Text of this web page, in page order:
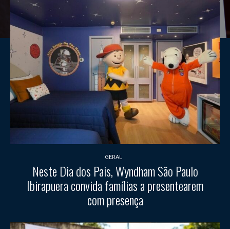
GERAL
Neste Dia dos Pais, Wyndham São Paulo
Ibirapuera convida famílias a presentearem
com presença